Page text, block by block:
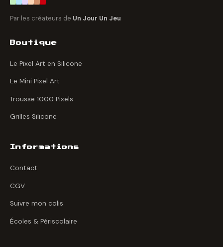
Par les créateurs de Un Jour Un Jeu
Boutique
Le Pixel Art en Silicone
Le Mini Pixel Art
Trousse 1000 Pixels
Grilles Silicone
Informations
Contact
CGV
Suivre mon colis
Écoles & Périscolaire